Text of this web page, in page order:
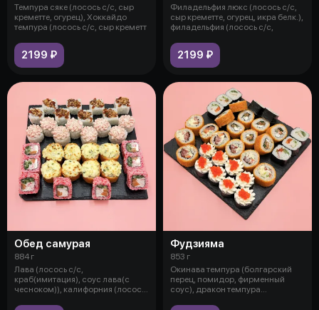
Темпура сяке (лосось с/с, сыр
креметте, огурец), Хоккайдо
темпура (лосось с/с, сыр креметт
2199 ₽
Филадельфия люкс (лосось с/с,
сыр креметте, огурец, икра белк.),
филадельфия (лосось с/с,
2199 ₽
Обед самурая
884 г
Лава (лосось с/с,
краб(имитация), соус лава(с
чесноком)), калифорния (лосось
Фудзияма
853 г
Окинава темпура (болгарский
перец, помидор, фирменный
соус), дракон темпура